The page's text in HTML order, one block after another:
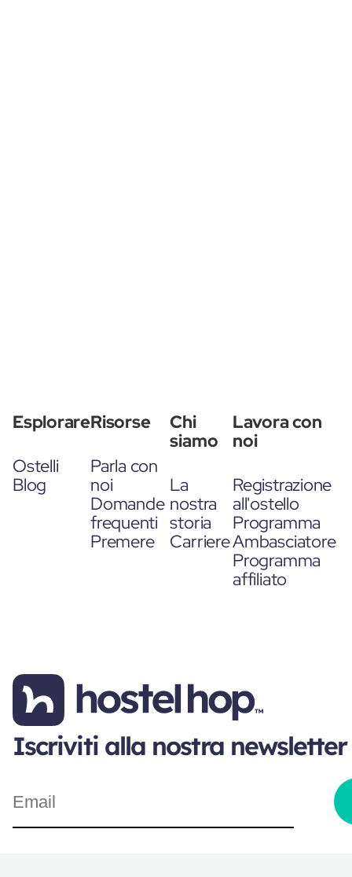
Esplorare
Ostelli
Blog
Risorse
Parla con
noi
Domande
frequenti
Premere
Chi
siamo
La
nostra
storia
Carriere
Lavora con
noi
Registrazione
all'ostello
Programma
Ambasciatore
Programma
affiliato
Iscriviti alla nostra newsletter